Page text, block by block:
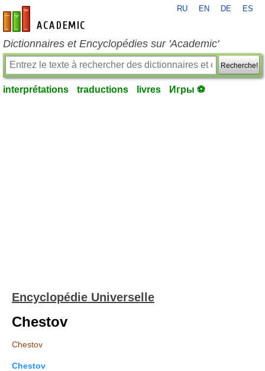
fr-academic.com
RU EN DE ES
Dictionnaires et Encyclopédies sur 'Academic'
Recherche!
interprétations traductions livres Игры ⚽
Encyclopédie Universelle
Chestov
Chestov
Chestov